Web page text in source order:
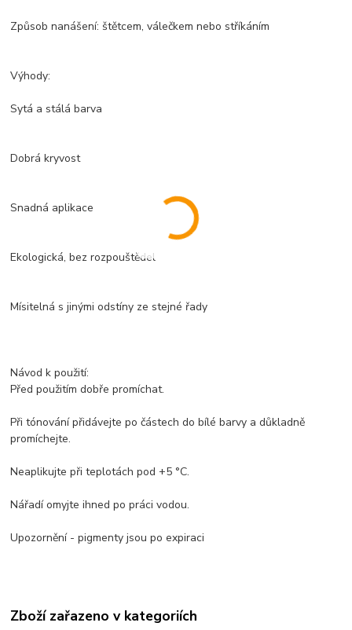
Způsob nanášení: štětcem, válečkem nebo stříkáním
Výhody:
Sytá a stálá barva
Dobrá kryvost
Snadná aplikace
Ekologická, bez rozpouštědel
Mísitelná s jinými odstíny ze stejné řady
Návod k použití:
Před použitím dobře promíchat.
Při tónování přidávejte po částech do bílé barvy a důkladně
promíchejte.
Neaplikujte při teplotách pod +5 °C.
Nářadí omyjte ihned po práci vodou.
Upozornění - pigmenty jsou po expiraci
Zboží zařazeno v kategoriích